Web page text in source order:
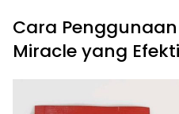
Cara
Miracle yang